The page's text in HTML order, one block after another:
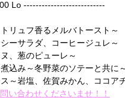
Lo ---------------------------
リュフ香るメルバトースト～
ーサラダ、コーヒージュレ～
、葱のピューレ～
込み～冬野菜のソテーと共に～
～岩塩、佐賀みかん、ココア
い合わせくださいませ！！